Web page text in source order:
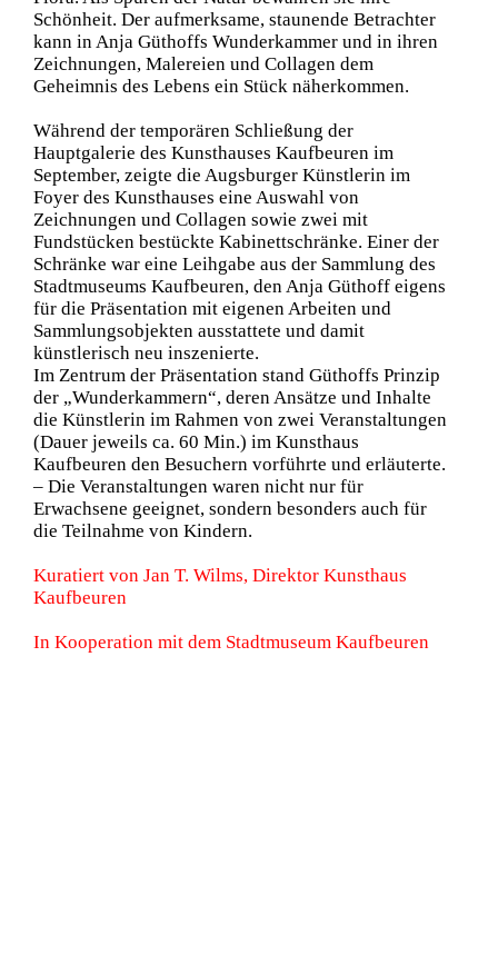
Schönheit. Der aufmerksame, staunende Betrachter
kann in Anja Güthoffs Wunderkammer und in ihren
Zeichnungen, Malereien und Collagen dem
Geheimnis des Lebens ein Stück näherkommen.
Während der temporären Schließung der
Hauptgalerie des Kunsthauses Kaufbeuren im
September, zeigte die Augsburger Künstlerin im
Foyer des Kunsthauses eine Auswahl von
Zeichnungen und Collagen sowie zwei mit
Fundstücken bestückte Kabinettschränke. Einer der
Schränke war eine Leihgabe aus der Sammlung des
Stadtmuseums Kaufbeuren, den Anja Güthoff eigens
für die Präsentation mit eigenen Arbeiten und
Sammlungsobjekten ausstattete und damit
künstlerisch neu inszenierte.
Im Zentrum der Präsentation stand Güthoffs Prinzip
der „Wunderkammern“, deren Ansätze und Inhalte
die Künstlerin im Rahmen von zwei Veranstaltungen
(Dauer jeweils ca. 60 Min.) im Kunsthaus
Kaufbeuren den Besuchern vorführte und erläuterte.
– Die Veranstaltungen waren nicht nur für
Erwachsene geeignet, sondern besonders auch für
die Teilnahme von Kindern.
Kuratiert von Jan T. Wilms, Direktor Kunsthaus
Kaufbeuren
In Kooperation mit dem Stadtmuseum Kaufbeuren